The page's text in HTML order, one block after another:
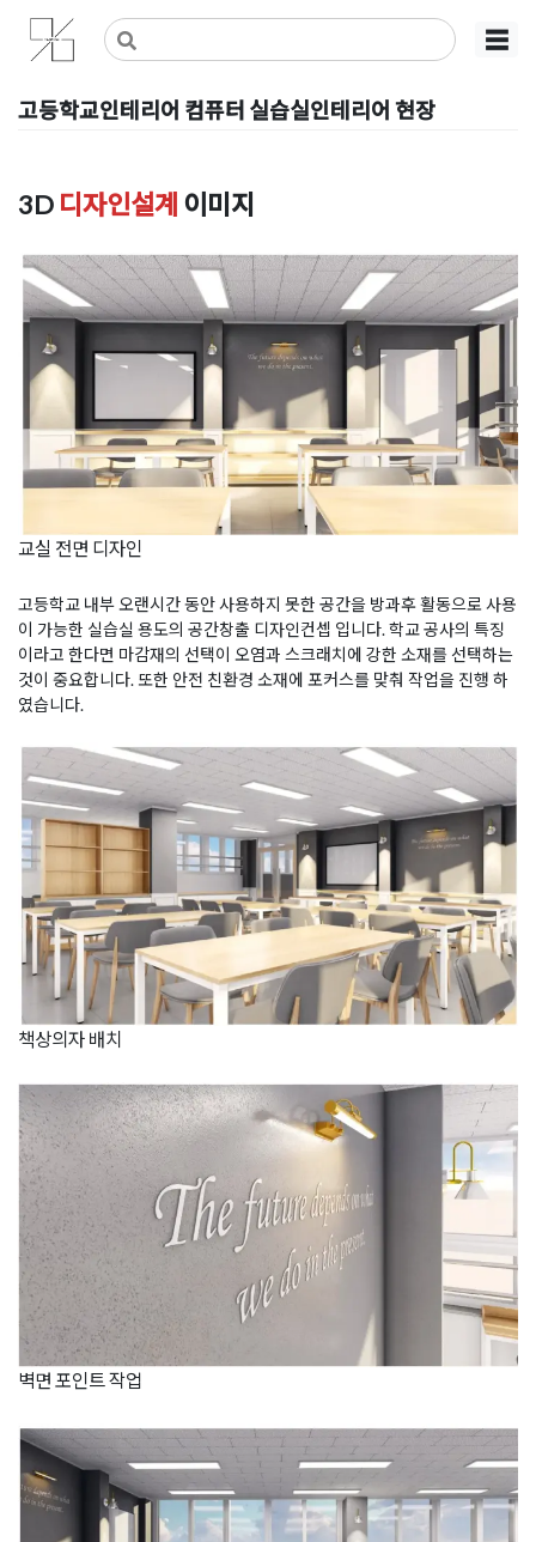
Skip
content
사무실인테리어 디자인 공사 비용견적 플랫폼
사무실인테리어 916
☰
고등학교인테리어 컴퓨터 실습실인테리어 현장
3D 디자인설계 이미지
교실 전면 디자인
고등학교 내부 오랜시간 동안 사용하지 못한 공간을 방과후 활동으로 사용
이 가능한 실습실 용도의 공간창출 디자인컨셉 입니다. 학교 공사의 특징
이라고 한다면 마감재의 선택이 오염과 스크래치에 강한 소재를 선택하는
것이 중요합니다. 또한 안전 친환경 소재에 포커스를 맞춰 작업을 진행 하
였습니다.
책상의자 배치
벽면 포인트 작업